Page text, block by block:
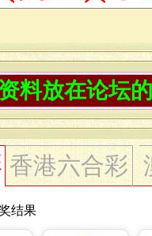
料放在论坛